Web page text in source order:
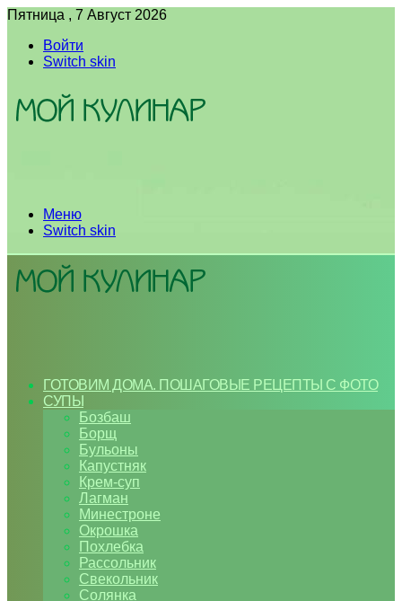
Пятница , 7 Август 2026
Войти
Switch skin
Меню
Switch skin
ГОТОВИМ ДОМА. ПОШАГОВЫЕ РЕЦЕПТЫ С ФОТО
СУПЫ
Бозбаш
Борщ
Бульоны
Капустняк
Крем-суп
Лагман
Минестроне
Окрошка
Похлебка
Рассольник
Свекольник
Солянка